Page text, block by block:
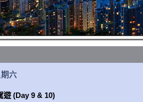
六
遊 (Day 9 & 10)